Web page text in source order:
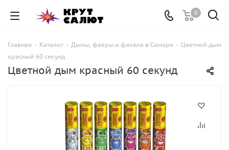
0
Главная - Каталог - Дымы, фаеры и факела в Самаре - Цветной дым
красный 60 секунд
Цветной дым красный 60 секунд